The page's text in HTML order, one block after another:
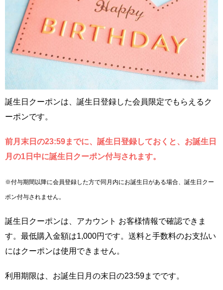
誕生日クーポンは、誕生日登録した会員限定でもらえるク
ーポンです。
前月末日の23:59までに、誕生日登録しておくと、お誕生日
月の1日中に誕生日クーポン付与されます。
※付与期間以降に会員登録した方で同月内にお誕生日がある場合、誕生日クー
ポン付与されません。
誕生日クーポンは、アカウント お客様情報で確認できま
す。最低購入金額は1,000円です。送料と手数料のお支払い
にはクーポンは使用できません。
利用期限は、お誕生日月の末日の23:59までです。